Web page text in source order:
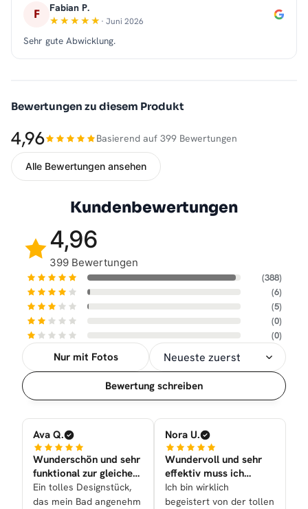
F Fabian P.
· Juni 2026
Sehr gute Abwicklung.
Bewertungen zu diesem Produkt
4,96 Basierend auf 399 Bewertungen
Alle Bewertungen ansehen
Kundenbewertungen
4,96
399 Bewertungen
(388)
(6)
(5)
(0)
(0)
Nur mit Fotos
Sortierung
Bewertung schreiben
Ava Q.
Wunderschön und sehr
funktional zur gleichen
Zeit nun bei uns
Ein tolles Designstück,
das mein Bad angenehm
Nora U.
Wundervoll und sehr
effektiv muss ich
sagen!
Ich bin wirklich
begeistert von der tollen